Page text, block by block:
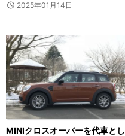
2025年01月14日
MINIクロスオーバーを代車とし